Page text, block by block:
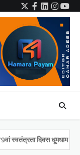
Twitter
Facebook
LinkedIn
दिवस धूमधाम से मनाया